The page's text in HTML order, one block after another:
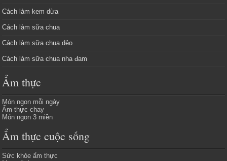
Cách làm kem dừa
Cách làm sữa chua
Cách làm sữa chua dẻo
Cách làm sữa chua nha đam
Ẩm thực
Món ngon mỗi ngày
Ẩm thực chay
Món ngon 3 miền
Ẩm thực cuộc sống
Sức khỏe ẩm thực